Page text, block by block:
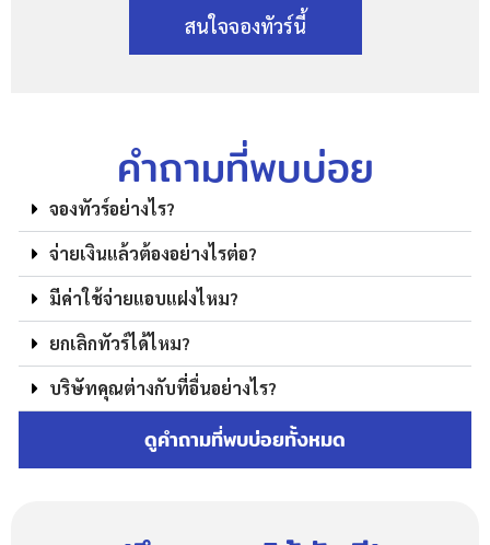
สนใจจองทัวร์นี้
คำถามที่พบบ่อย
จองทัวร์อย่างไร?
จ่ายเงินแล้วต้องอย่างไรต่อ?
มีค่าใช้จ่ายแอบแฝงไหม?
ยกเลิกทัวร์ได้ไหม?
บริษัทคุณต่างกับที่อื่นอย่างไร?
ดูคำถามที่พบบ่อยทั้งหมด